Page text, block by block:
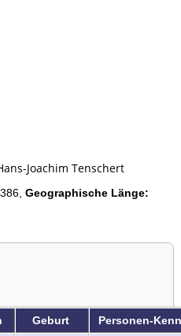
Joachim Tenschert
Geographische Länge:
Geburt Personen-